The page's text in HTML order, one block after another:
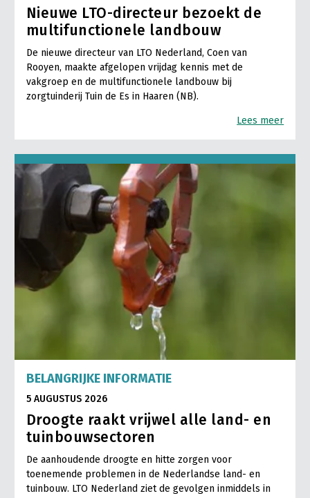
Nieuwe LTO-directeur bezoekt de
multifunctionele landbouw
De nieuwe directeur van LTO Nederland, Coen van
Rooyen, maakte afgelopen vrijdag kennis met de
vakgroep en de multifunctionele landbouw bij
zorgtuinderij Tuin de Es in Haaren (NB).
Lees meer
BELANGRIJKE INFORMATIE
5 AUGUSTUS 2026
Droogte raakt vrijwel alle land- en
tuinbouwsectoren
De aanhoudende droogte en hitte zorgen voor
toenemende problemen in de Nederlandse land- en
tuinbouw. LTO Nederland ziet de gevolgen inmiddels in